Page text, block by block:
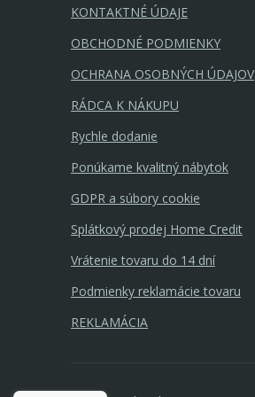
KONTAKTNÉ ÚDAJE
OBCHODNÉ PODMIENKY
OCHRANA OSOBNÝCH ÚDAJOV
RÁDCA K NÁKUPU
Rychle dodanie
Ponúkame kvalitný nábytok
GDPR a súbory cookie
Splátkový prodej Home Credit
Vrátenie tovaru do 14 dní
Podmienky reklamácie tovaru
REKLAMÁCIA